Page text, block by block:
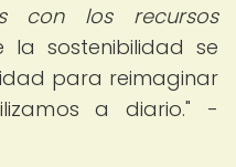
con los recursos
la sostenibilidad se
para reimaginar
a diario." -